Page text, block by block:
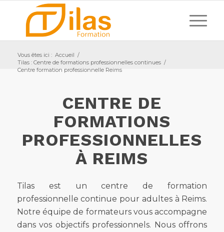
Vous êtes ici : Accueil /
Tilas : Centre de formations professionnelles continues /
Centre formation professionnelle Reims
CENTRE DE
FORMATIONS
PROFESSIONNELLES
À REIMS
Tilas est un centre de formation
professionnelle continue pour adultes à Reims.
Notre équipe de formateurs vous accompagne
dans vos objectifs professionnels. Nous offrons